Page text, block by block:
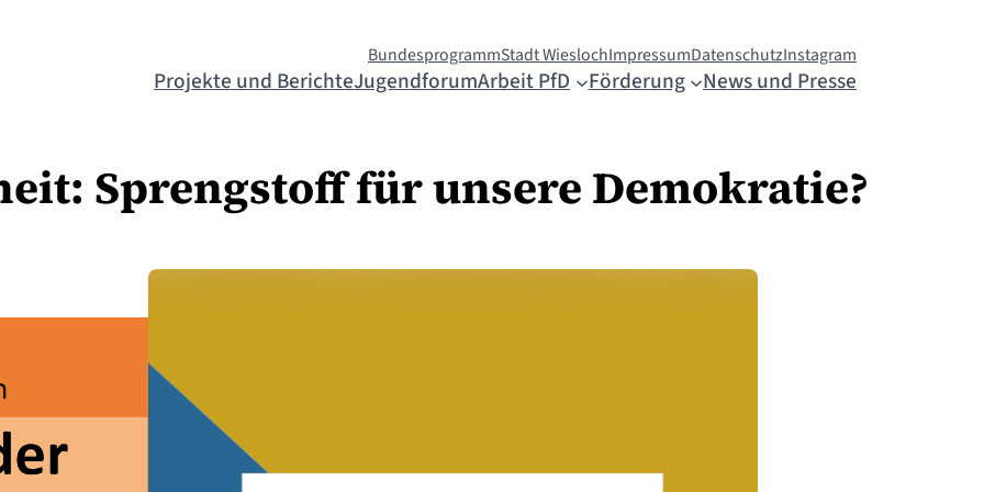
BundesprogrammStadt WieslochImpressumDatenschutzInstagram
Projekte und BerichteJugendforumArbeit PfD Förderung News und Presse
Sprengstoff für unsere Demokratie?